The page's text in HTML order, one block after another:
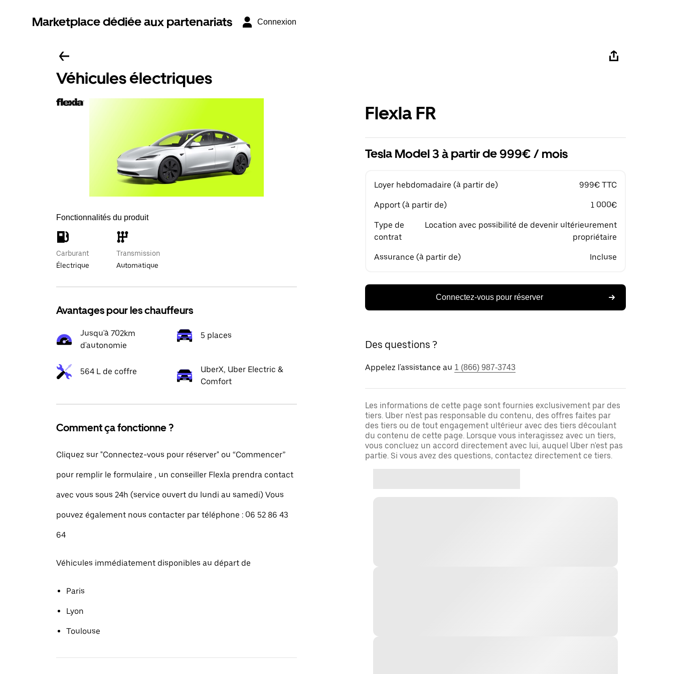
Marketplace dédiée aux partenariats Connexion
Véhicules électriques
Fonctionnalités du produit
Carburant
Électrique
Transmission
Automatique
Avantages pour les chauffeurs
Jusqu'à 702km
d'autonomie
5 places
564 L de coffre
UberX, Uber Electric &
Comfort
Comment ça fonctionne ?
Cliquez sur "Connectez-vous pour réserver" ou “Commencer”
pour remplir le formulaire , un conseiller Flexla prendra contact
avec vous sous 24h (service ouvert du lundi au samedi) Vous
pouvez également nous contacter par téléphone : 06 52 86 43
64
Véhicules immédiatement disponibles au départ de
Paris
Lyon
Toulouse
Flexla FR
Tesla Model 3 à partir de 999€ / mois
Loyer hebdomadaire (à partir de) 999€ TTC
Apport (à partir de) 1 000€
Type de
contrat
Location avec possibilité de devenir ultérieurement
propriétaire
Assurance (à partir de) Incluse
Connectez-vous pour réserver
Des questions ?
Appelez l'assistance au 1 (866) 987-3743
Les informations de cette page sont fournies exclusivement par des
tiers. Uber n'est pas responsable du contenu, des offres faites par
des tiers ou de tout engagement ultérieur avec des tiers découlant
du contenu de cette page. Lorsque vous interagissez avec un tiers,
vous concluez un accord directement avec lui, auquel Uber n'est pas
partie. Si vous avez des questions, contactez directement ce tiers.